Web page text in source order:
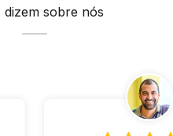
dizem sobre nós